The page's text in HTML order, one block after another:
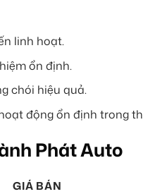
linh hoạt.
ổn định.
chói hiệu quả.
động ổn định trong
Phát Auto
GIÁ BÁN